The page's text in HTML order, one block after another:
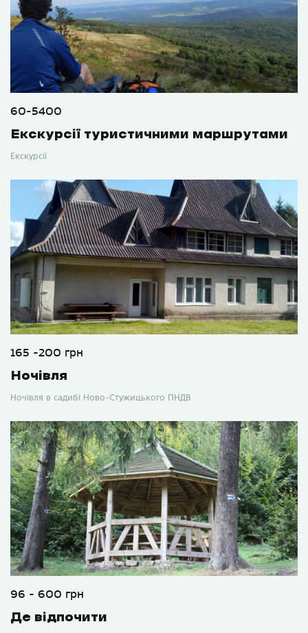
60-5400
Екскурсії туристичними маршрутами
Екскурсії
165 -200 грн
Ночівля
Ночівля в садибі Ново-Стужицького ПНДВ
96 - 600 грн
Де відпочити